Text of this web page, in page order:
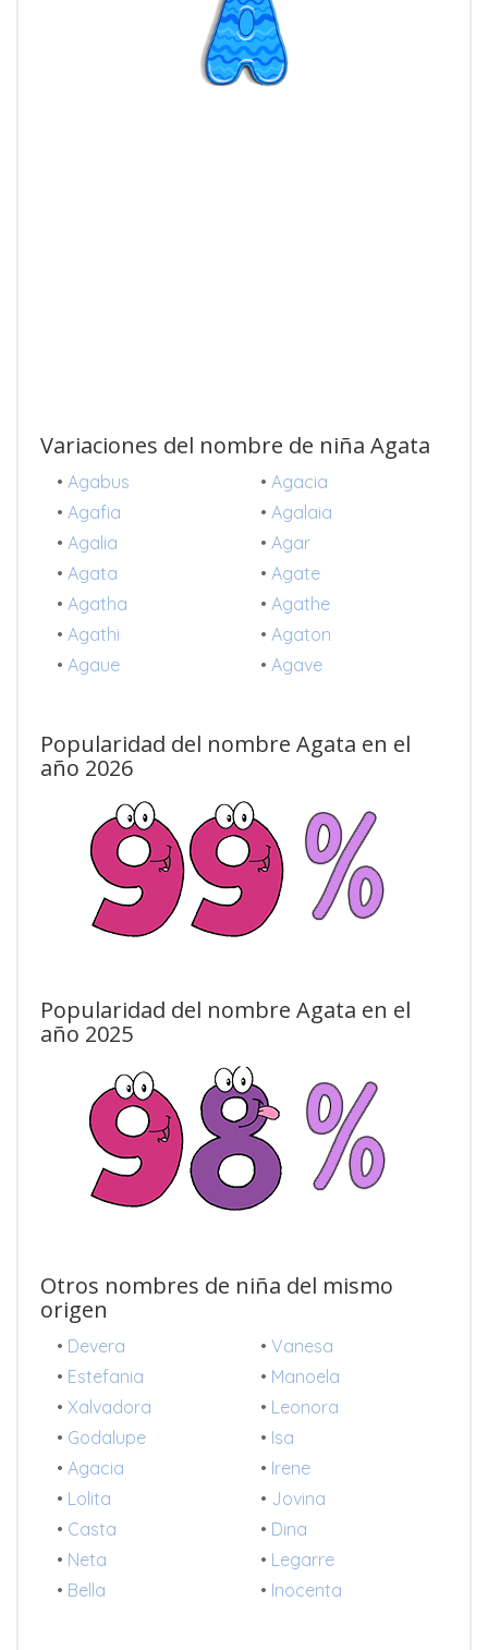
Variaciones del nombre de niña Agata
• Agabus • Agacia
• Agafia • Agalaia
• Agalia • Agar
• Agata • Agate
• Agatha • Agathe
• Agathi • Agaton
• Agaue • Agave
Popularidad del nombre Agata en el
año 2026
Popularidad del nombre Agata en el
año 2025
Otros nombres de niña del mismo
origen
• Devera • Vanesa
• Estefania • Manoela
• Xalvadora • Leonora
• Godalupe • Isa
• Agacia • Irene
• Lolita • Jovina
• Casta • Dina
• Neta • Legarre
• Bella • Inocenta